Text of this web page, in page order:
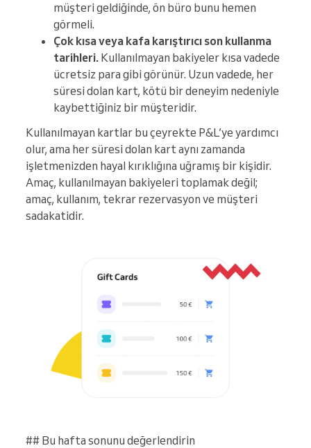
müşteri geldiğinde, ön büro bunu hemen
görmeli.
Çok kısa veya kafa karıştırıcı son kullanma
tarihleri. Kullanılmayan bakiyeler kısa vadede
ücretsiz para gibi görünür. Uzun vadede, her
süresi dolan kart, kötü bir deneyim nedeniyle
kaybettiğiniz bir müşteridir.
Kullanılmayan kartlar bu çeyrekte P&L’ye yardımcı
olur, ama her süresi dolan kart aynı zamanda
işletmenizden hayal kırıklığına uğramış bir kişidir.
Amaç, kullanılmayan bakiyeleri toplamak değil;
amaç, kullanım, tekrar rezervasyon ve müşteri
sadakatidir.
## Bu hafta sonunu değerlendirin